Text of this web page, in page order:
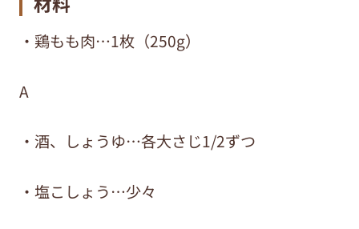
・鶏もも肉…1枚（250g）
A
・酒、しょうゆ…各大さじ1/2ずつ
・塩こしょう…少々